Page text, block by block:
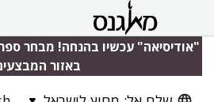
"אודיסיאה" עכשיו בהנחה! מבחר
באזור